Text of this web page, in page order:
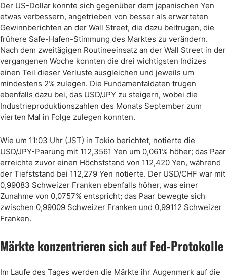
Der US-Dollar konnte sich gegenüber dem japanischen Yen
etwas verbessern, angetrieben von besser als erwarteten
Gewinnberichten an der Wall Street, die dazu beitrugen, die
frühere Safe-Hafen-Stimmung des Marktes zu verändern.
Nach dem zweitägigen Routineeinsatz an der Wall Street in der
vergangenen Woche konnten die drei wichtigsten Indizes
einen Teil dieser Verluste ausgleichen und jeweils um
mindestens 2% zulegen. Die Fundamentaldaten trugen
ebenfalls dazu bei, das USD/JPY zu steigern, wobei die
Industrieproduktionszahlen des Monats September zum
vierten Mal in Folge zulegen konnten.
Wie um 11:03 Uhr (JST) in Tokio berichtet, notierte die
USD/JPY-Paarung mit 112,3561 Yen um 0,061% höher; das Paar
erreichte zuvor einen Höchststand von 112,420 Yen, während
der Tiefststand bei 112,279 Yen notierte. Der USD/CHF war mit
0,99083 Schweizer Franken ebenfalls höher, was einer
Zunahme von 0,0757% entspricht; das Paar bewegte sich
zwischen 0,99009 Schweizer Franken und 0,99112 Schweizer
Franken.
Märkte konzentrieren sich auf Fed-Protokolle
Im Laufe des Tages werden die Märkte ihr Augenmerk auf die